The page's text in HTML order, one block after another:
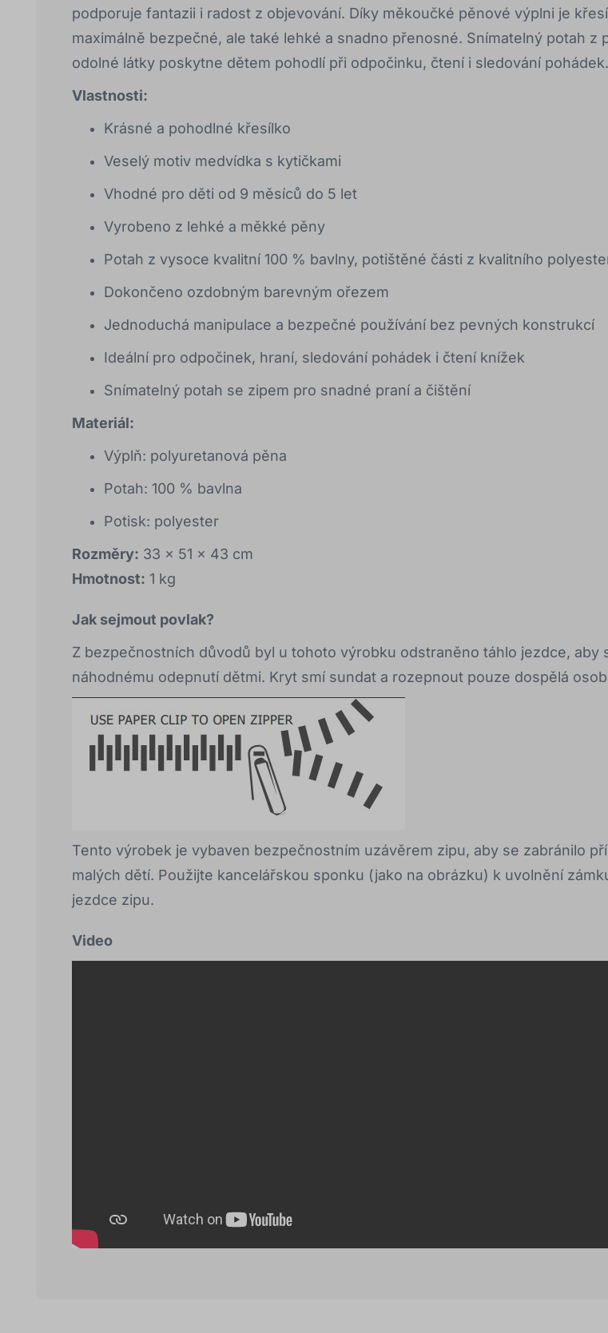
podporuje fantazii i radost z objevování. Díky měkoučké pěnové výplni je
maximálně bezpečné, ale také lehké a snadno přenosné. Snímatelný potah z
odolné látky poskytne dětem pohodlí při odpočinku, čtení i sledování pohádek.
Vlastnosti:
Krásné a pohodlné křesílko
Veselý motiv medvídka s kytičkami
Vhodné pro děti od 9 měsíců do 5 let
Vyrobeno z lehké a měkké pěny
Potah z vysoce kvalitní 100 % bavlny, potištěné části z kvalitního
Dokončeno ozdobným barevným ořezem
Jednoduchá manipulace a bezpečné používání bez pevných konstrukcí
Ideální pro odpočinek, hraní, sledování pohádek i čtení knížek
Snímatelný potah se zipem pro snadné praní a čištění
Materiál:
Výplň: polyuretanová pěna
Potah: 100 % bavlna
Potisk: polyester
Rozměry: 33 × 51 × 43 cm
Hmotnost: 1 kg
Jak sejmout povlak?
Z bezpečnostních důvodů byl u tohoto výrobku odstraněno táhlo jezdce, aby
náhodnému odepnutí dětmi. Kryt smí sundat a rozepnout pouze dospělá
Tento výrobek je vybaven bezpečnostním uzávěrem zipu, aby se zabránilo
malých dětí. Použijte kancelářskou sponku (jako na obrázku) k uvolnění
jezdce zipu.
Video